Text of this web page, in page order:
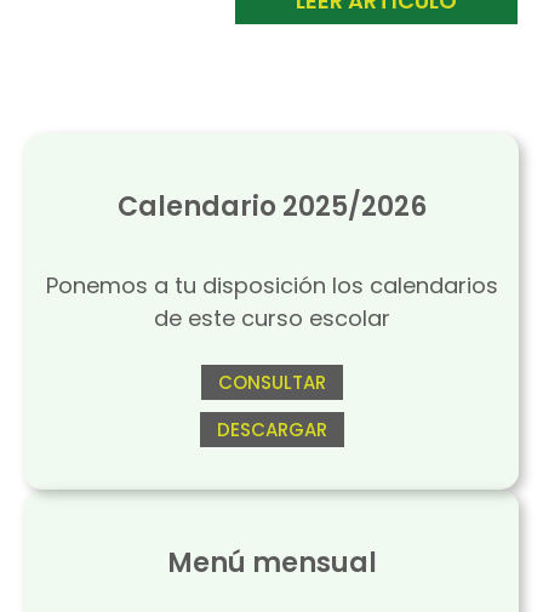
Calendario 2025/2026
Ponemos a tu disposición los calendarios
de este curso escolar
CONSULTAR
DESCARGAR
Menú mensual